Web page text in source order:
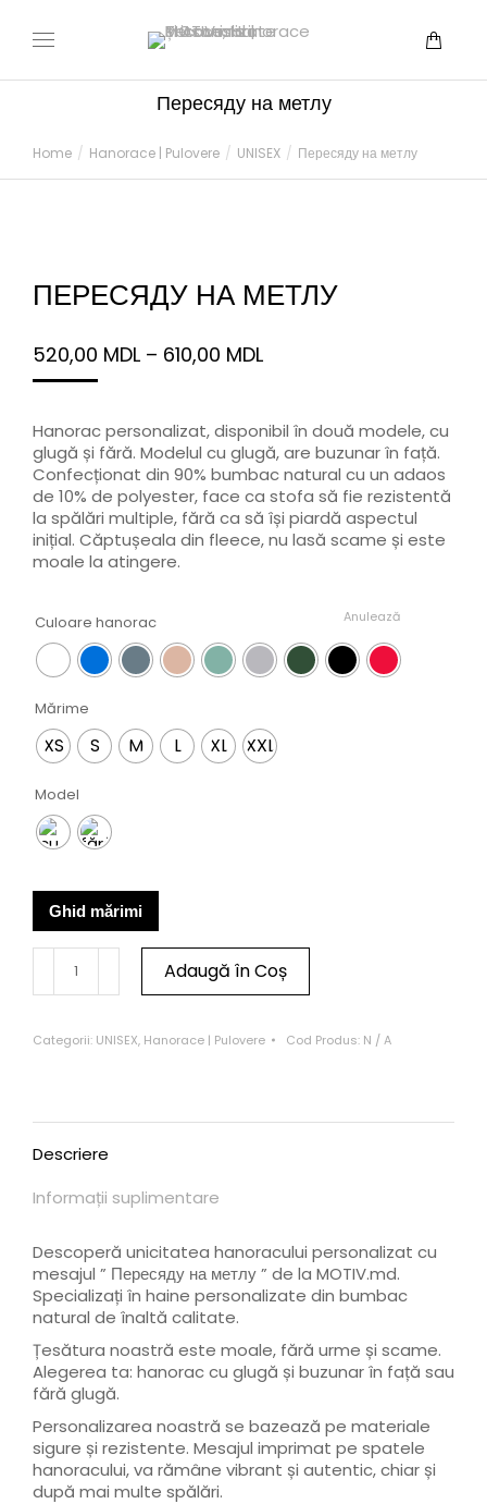
You are here:
Home Hanorace | Pulovere UNISEX Пересяду на метлу
Пересяду на метлу
ПЕРЕСЯДУ НА МЕТЛУ
520,00 MDL – 610,00 MDL
Hanorac personalizat, disponibil în două modele, cu
glugă și fără. Modelul cu glugă, are buzunar în față.
Confecționat din 90% bumbac natural cu un adaos
de 10% de polyester, face ca stofa să fie rezistentă
la spălări multiple, fără ca să își piardă aspectul
inițial. Căptușeala din fleece, nu lasă scame și este
moale la atingere.
Culoare hanorac
Mărime
XS S M L XL XXL
Model
Anulează
Ghid mărimi
Adaugă în Coș
Categorii: UNISEX, Hanorace | Pulovere Cod Produs: N / A
Descriere
Informații suplimentare
Descoperă unicitatea hanoracului personalizat cu
mesajul ” Пересяду на метлу ” de la MOTIV.md.
Specializați în haine personalizate din bumbac
natural de înaltă calitate.
Țesătura noastră este moale, fără urme și scame.
Alegerea ta: hanorac cu glugă și buzunar în față sau
fără glugă.
Personalizarea noastră se bazează pe materiale
sigure și rezistente. Mesajul imprimat pe spatele
hanoracului, va rămâne vibrant și autentic, chiar și
după mai multe spălări.